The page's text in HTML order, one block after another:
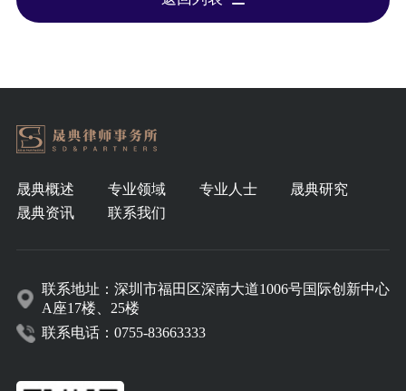
晟典概述 专业领域 专业人士
晟典研究
晟典资讯
联系我们
联系地址：深圳市福田区深南大道1006号国际创新中心
A座17楼、25楼
联系电话：0755-83663333